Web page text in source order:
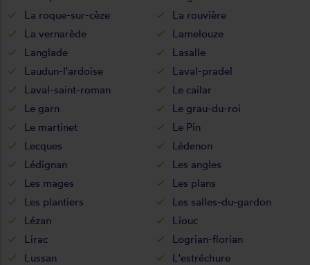
La roque-sur-cèze
La rouvière
La vernarède
Lamelouze
Langlade
Lasalle
Laudun-l'ardoise
Laval-pradel
Laval-saint-roman
Le cailar
Le garn
Le grau-du-roi
Le martinet
Le Pin
Lecques
Lédenon
Lédignan
Les angles
Les mages
Les plans
Les plantiers
Les salles-du-gardon
Lézan
Liouc
Lirac
Logrian-florian
Lussan
L'estréchure